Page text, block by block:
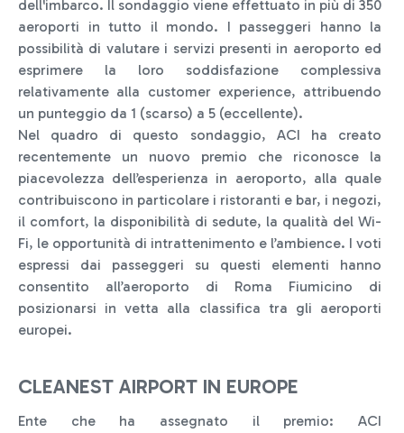
dell'imbarco. Il sondaggio viene effettuato in più di 350
aeroporti in tutto il mondo. I passeggeri hanno la
possibilità di valutare i servizi presenti in aeroporto ed
esprimere la loro soddisfazione complessiva
relativamente alla customer experience, attribuendo
un punteggio da 1 (scarso) a 5 (eccellente).
Nel quadro di questo sondaggio, ACI ha creato
recentemente un nuovo premio che riconosce la
piacevolezza dell’esperienza in aeroporto, alla quale
contribuiscono in particolare i ristoranti e bar, i negozi,
il comfort, la disponibilità di sedute, la qualità del Wi-
Fi, le opportunità di intrattenimento e l’ambience. I voti
espressi dai passeggeri su questi elementi hanno
consentito all’aeroporto di Roma Fiumicino di
posizionarsi in vetta alla classifica tra gli aeroporti
europei.
CLEANEST AIRPORT IN EUROPE
Ente che ha assegnato il premio: ACI